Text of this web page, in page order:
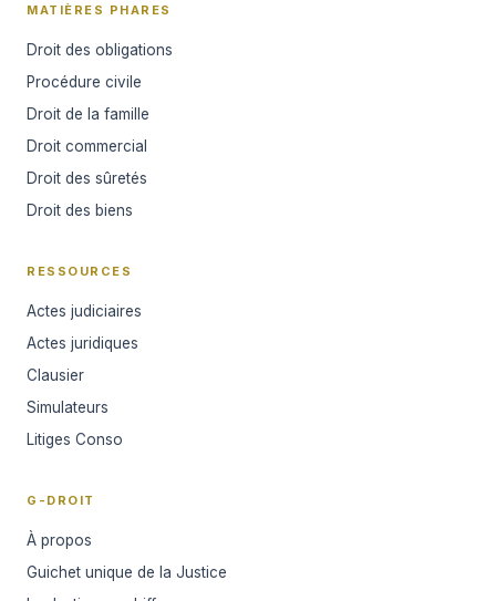
MATIÈRES PHARES
Droit des obligations
Procédure civile
Droit de la famille
Droit commercial
Droit des sûretés
Droit des biens
RESSOURCES
Actes judiciaires
Actes juridiques
Clausier
Simulateurs
Litiges Conso
G-DROIT
À propos
Guichet unique de la Justice